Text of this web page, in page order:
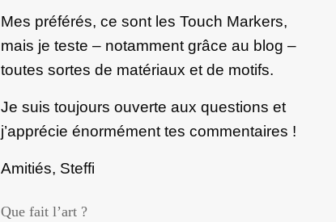
Mes préférés, ce sont les Touch Markers,
mais je teste – notamment grâce au blog –
toutes sortes de matériaux et de motifs.
Je suis toujours ouverte aux questions et
j’apprécie énormément tes commentaires !
Amitiés, Steffi
Que fait l’art ?